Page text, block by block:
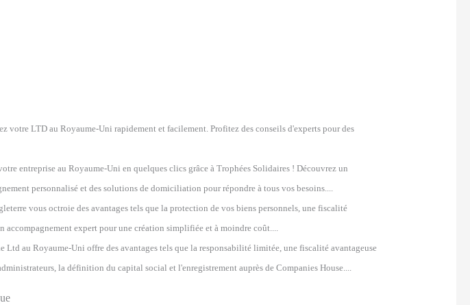
votre LTD au Royaume-Uni rapidement et facilement. Profitez des conseils d'experts pour des
entreprise au Royaume-Uni en quelques clics grâce à Trophées Solidaires ! Découvrez un
personnalisé et des solutions de domiciliation pour répondre à tous vos besoins....
vous octroie des avantages tels que la protection de vos biens personnels, une fiscalité
expert pour une création simplifiée et à moindre coût....
Ltd au Royaume-Uni offre des avantages tels que la responsabilité limitée, une fiscalité avantageuse
la définition du capital social et l'enregistrement auprès de Companies House....